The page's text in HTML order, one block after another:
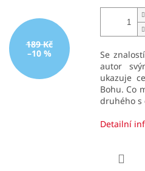
189 Kč
–10 %
Se
autor
ukazuje
Bohu. Co
druhého s
Detailní